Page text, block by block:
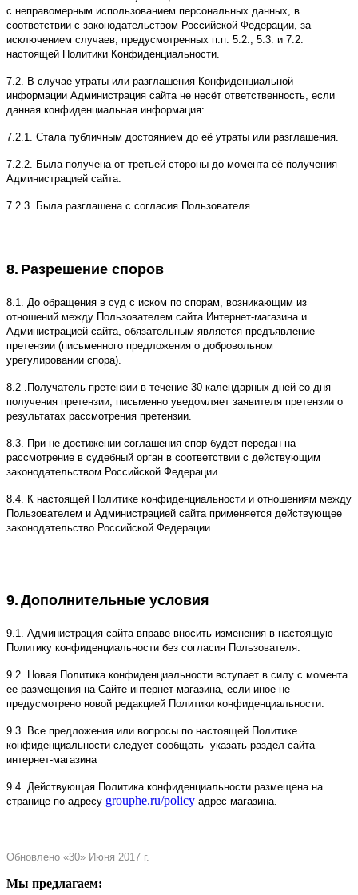
с неправомерным использованием персональных данных, в
соответствии с законодательством Российской Федерации, за
исключением случаев, предусмотренных п.п. 5.2., 5.3. и 7.2.
настоящей Политики Конфиденциальности.
7.2. В случае утраты или разглашения Конфиденциальной
информации Администрация сайта не несёт ответственность, если
данная конфиденциальная информация:
7.2.1. Стала публичным достоянием до её утраты или разглашения.
7.2.2. Была получена от третьей стороны до момента её получения
Администрацией сайта.
7.2.3. Была разглашена с согласия Пользователя.
8. Разрешение споров
8.1. До обращения в суд с иском по спорам, возникающим из
отношений между Пользователем сайта Интернет-магазина и
Администрацией сайта, обязательным является предъявление
претензии (письменного предложения о добровольном
урегулировании спора).
8.2 .Получатель претензии в течение 30 календарных дней со дня
получения претензии, письменно уведомляет заявителя претензии о
результатах рассмотрения претензии.
8.3. При не достижении соглашения спор будет передан на
рассмотрение в судебный орган в соответствии с действующим
законодательством Российской Федерации.
8.4. К настоящей Политике конфиденциальности и отношениям между
Пользователем и Администрацией сайта применяется действующее
законодательство Российской Федерации.
9. Дополнительные условия
9.1. Администрация сайта вправе вносить изменения в настоящую
Политику конфиденциальности без согласия Пользователя.
9.2. Новая Политика конфиденциальности вступает в силу с момента
ее размещения на Сайте интернет-магазина, если иное не
предусмотрено новой редакцией Политики конфиденциальности.
9.3. Все предложения или вопросы по настоящей Политике
конфиденциальности следует сообщать указать раздел сайта
интернет-магазина
9.4. Действующая Политика конфиденциальности размещена на
странице по адресу grouphe.ru/policy адрес магазина.
Обновлено «30» Июня 2017 г.
Мы предлагаем: